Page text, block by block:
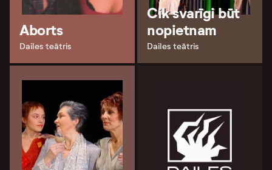
Aborts
Dailes teātris
Cik svarīgi būt
nopietnam
Dailes teātris